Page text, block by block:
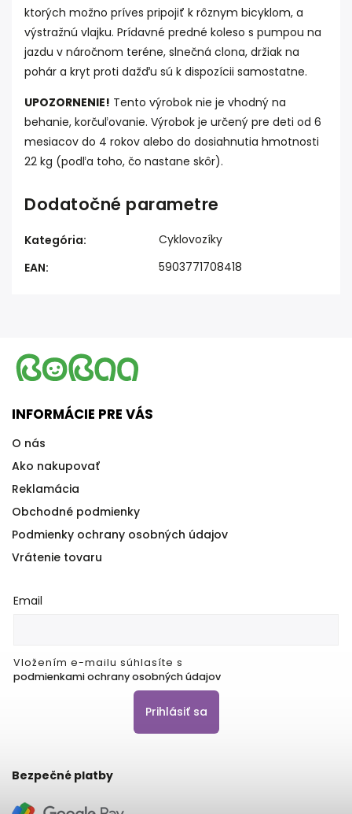
ktorých možno príves pripojiť k rôznym bicyklom, a
výstražnú vlajku. Prídavné predné koleso s pumpou na
jazdu v náročnom teréne, slnečná clona, držiak na
pohár a kryt proti dažďu sú k dispozícii samostatne.
UPOZORNENIE! Tento výrobok nie je vhodný na
behanie, korčuľovanie. Výrobok je určený pre deti od 6
mesiacov do 4 rokov alebo do dosiahnutia hmotnosti
22 kg (podľa toho, čo nastane skôr).
Dodatočné parametre
Kategória:
Cyklovozíky
EAN: 5903771708418
INFORMÁCIE PRE VÁS
O nás
Ako nakupovať
Reklamácia
Obchodné podmienky
Podmienky ochrany osobných údajov
Vrátenie tovaru
Email
Vložením e-mailu súhlasíte s
podmienkami ochrany osobných údajov
Prihlásiť sa
Bezpečné platby